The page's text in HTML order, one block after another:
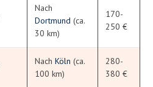
Nach
Dortmund (ca.
30 km)
170-
250 €
Nach Köln (ca.
100 km)
280-
380 €